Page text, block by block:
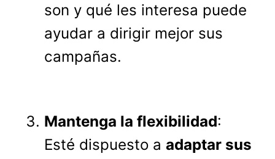
son y qué les interesa puede
ayudar a dirigir mejor sus
campañas.
Mantenga la flexibilidad:
Esté dispuesto a adaptar sus